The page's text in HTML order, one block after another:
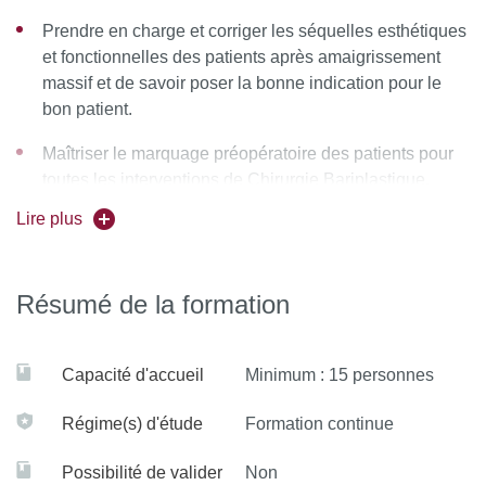
Prendre en charge et corriger les séquelles esthétiques
et fonctionnelles des patients après amaigrissement
massif et de savoir poser la bonne indication pour le
bon patient.
Maîtriser le marquage préopératoire des patients pour
toutes les interventions de Chirurgie Bariplastique,
effectuer toutes les interventions de chirurgie
bariplastique et gérer les suites simples et les
Lire plus
Résumé de la formation
Capacité d'accueil Minimum : 15 personnes
Régime(s) d'étude Formation continue
Possibilité de valider
Non